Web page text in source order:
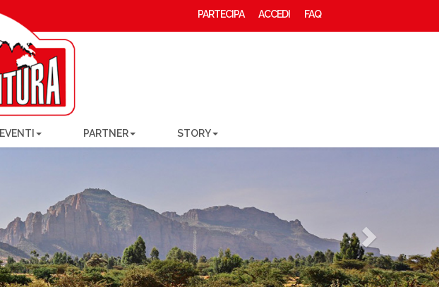
PARTECIPA ACCEDI FAQ
EVENTI PARTNER STORY